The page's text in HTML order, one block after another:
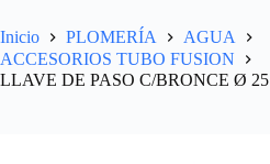
Inicio PLOMERÍA
AGUA
ACCESORIOS TUBO FUSION
LLAVE DE PASO C/BRONCE Ø 25